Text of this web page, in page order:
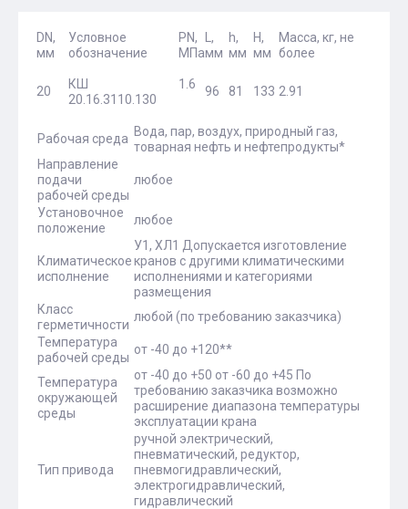
DN,
мм
Условное
обозначение
PN,
МПа
L,
мм
h,
мм
H,
мм
Масса, кг, не
более
1.6
20
КШ
20.16.3110.130
96 81 133 2.91
Рабочая среда Вода, пар, воздух, природный газ,
товарная нефть и нефтепродукты*
Направление
подачи
рабочей среды
любое
Установочное
положение
любое
Климатическое
исполнение
У1, ХЛ1 Допускается изготовление
кранов с другими климатическими
исполнениями и категориями
размещения
Класс
герметичности
любой (по требованию заказчика)
Температура
рабочей среды
от -40 до +120**
Температура
окружающей
среды
от -40 до +50 от -60 до +45 По
требованию заказчика возможно
расширение диапазона температуры
эксплуатации крана
Тип привода
ручной электрический,
пневматический, редуктор,
пневмогидравлический,
электрогидравлический,
гидравлический